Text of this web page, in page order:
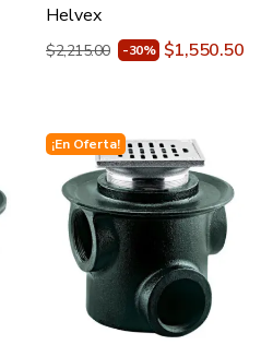
Helvex
$2,215.00 -30% $1,550.50
¡En Oferta!